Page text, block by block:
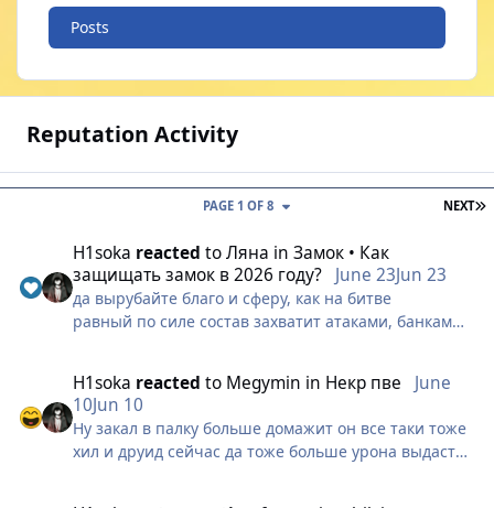
Posts
Reputation Activity
NEXT
PAGE 1 OF 8
H1soka reacted toЛяна inЗамок • Как
защищать замок в 2026 году?
June 23Jun 23
да вырубайте благо и сферу, как на битве
равный по силе состав захватит атаками, банками
уже какой год подряд, ключевая атака с благо
отнимает все больше и больше хп у трона
дожили и дождались
пве урон всем настолько баффнули, что
H1soka reacted to Megymin in Некр пве
June
10Jun 10
Ну закал в палку больше домажит он все таки тоже
хил и друид сейчас да тоже больше урона выдаст